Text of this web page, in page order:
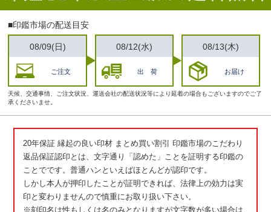
■印鑑市場の配送目安
08/09(日)
ご注文
08/12(水)
出 荷
08/13(木)
お届け
天候、交通事情、ご注文状況、運送会社の配送状況等により延着の場合もございますのでご了
承くださいませ。
20年保証 縁起の良い印材 まとめ買い割引 印鑑市場のこだわり
返品保証認印とは、文字通り「認めた」ことを証明する印鑑の
ことでです。普通ハンといえばほとんどが認印です。
しかし本人が押印したことが証明できれば、法律上の効力は実
印と変わりませんので慎重にお取り扱い下さい。
※刻印名は性もしくは名のみとなりますが文字数が多い場合は